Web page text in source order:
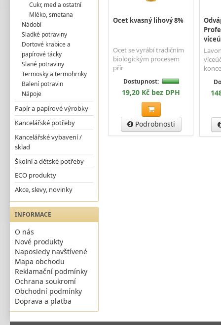
Cukr, med a ostatní
Mléko, smetana
Nádobí
Sladké potraviny
Dortové krabice a
papírové tácky
Slané potraviny
Termosky a termohrnky
Balení potravin
Nápoje
Papír a papírové výrobky
Kancelářské potřeby
Kancelářské vybavení /
sklad
Školní a dětské potřeby
ECO produkty
Akce, slevy, novinky
INFORMACE
O nás
Nové produkty
Naposledy navštívené
Mapa obchodu
Reklamační podmínky
Ochrana soukromí
Obchodní podmínky
Doprava a platba
Ocet kvasný lihový 8%
Ocet se vyrábí tradičním
biologickým procesem
přír
Dostupnost:
19,20 Kč bez DPH
Podrobnosti